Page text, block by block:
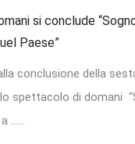
si conclude
Paese”
conclusione della
spettacolo di domani
…...